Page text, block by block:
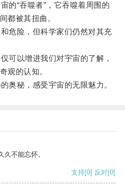
“吞噬者”，它吞噬着周围的
都被其扭曲。
险，但科学家们仍然对其充
以增进我们对宇宙的了解，
观的认知。
秘，感受宇宙的无限魅力。
不能忘怀。
支持[0] 反对[0]